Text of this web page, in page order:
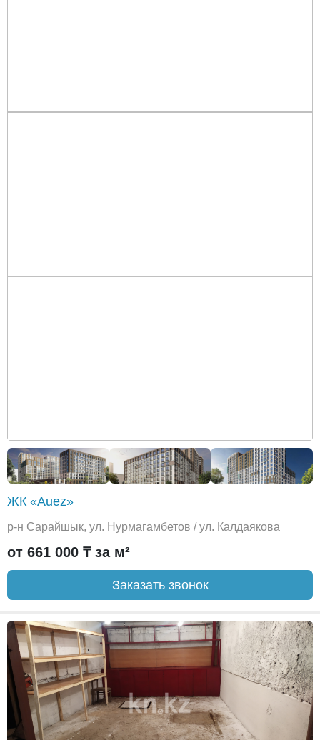
ЖК «Auez»
р-н Сарайшык, ул. Нурмагамбетов / ул. Калдаякова
от 661 000 ₸ за м²
Заказать звонок